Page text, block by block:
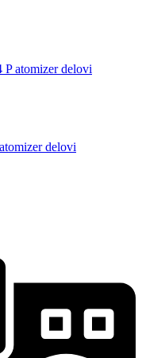
atomizer delovi
delovi